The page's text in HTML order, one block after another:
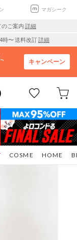
マガシーク
のご案内 詳細
時〜 送料改訂詳細
キャンペーン
COSME HOME